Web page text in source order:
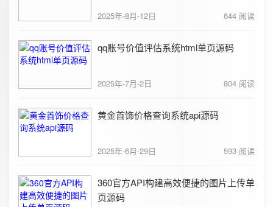
2025年-8月-12日 644 阅读
qq账号价值评估系统html单页源码
2025年-7月-2日 804 阅读
黄金首饰价格查询系统api源码
2025年-6月-29日 593 阅读
360官方API构建高效便捷的图片上传单
页源码